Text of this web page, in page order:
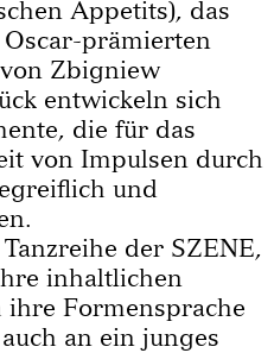
Appetits), das
prämierten
Zbigniew
entwickeln sich
die für das
von Impulsen durch
und
der SZENE,
inhaltlichen
ihre Formensprache
an ein junges